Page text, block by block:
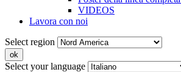
VIDEOS
Lavora con noi
Select region
Select your language